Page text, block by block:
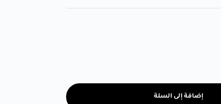
إضافة إلى السلة